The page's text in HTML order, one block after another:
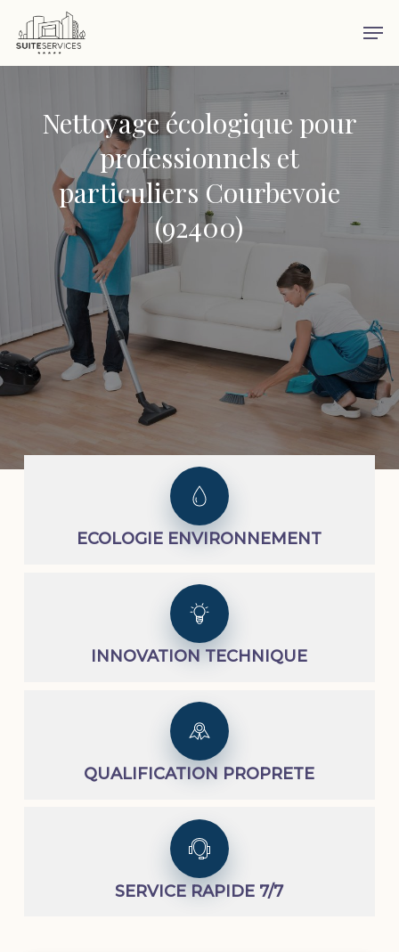
Skip
main
Nettoyage écologique pour
professionnels et
particuliers Courbevoie
(92400)
ECOLOGIE ENVIRONNEMENT
INNOVATION TECHNIQUE
QUALIFICATION PROPRETE
SERVICE RAPIDE 7/7